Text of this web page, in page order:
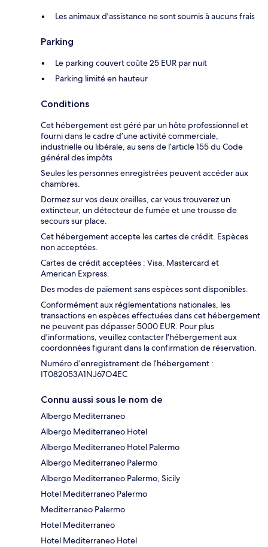
Les animaux d'assistance ne sont soumis à aucuns frais
Parking
Le parking couvert coûte 25 EUR par nuit
Parking limité en hauteur
Conditions
Cet hébergement est géré par un hôte professionnel et
fourni dans le cadre d’une activité commerciale,
industrielle ou libérale, au sens de l’article 155 du Code
général des impôts
Seules les personnes enregistrées peuvent accéder aux
chambres.
Dormez sur vos deux oreilles, car vous trouverez un
extincteur, un détecteur de fumée et une trousse de
secours sur place.
Cet hébergement accepte les cartes de crédit. Espèces
non acceptées.
Cartes de crédit acceptées : Visa, Mastercard et
American Express.
Des modes de paiement sans espèces sont disponibles.
Conformément aux réglementations nationales, les
transactions en espèces effectuées dans cet hébergement
ne peuvent pas dépasser 5000 EUR. Pour plus
d'informations, veuillez contacter l'hébergement aux
coordonnées figurant dans la confirmation de réservation.
Numéro d’enregistrement de l’hébergement :
IT082053A1NJ67O4EC
Connu aussi sous le nom de
Albergo Mediterraneo
Albergo Mediterraneo Hotel
Albergo Mediterraneo Hotel Palermo
Albergo Mediterraneo Palermo
Albergo Mediterraneo Palermo, Sicily
Hotel Mediterraneo Palermo
Mediterraneo Palermo
Hotel Mediterraneo
Hotel Mediterraneo Hotel